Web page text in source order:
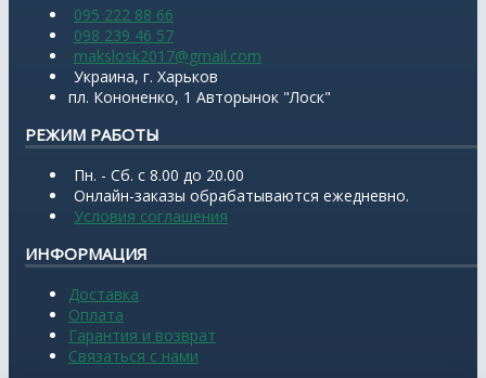
095 222 88 66
098 239 46 57
makslosk2017@gmail.com
Украина, г. Харьков
пл. Кононенко, 1 Авторынок "Лоск"
РЕЖИМ РАБОТЫ
Пн. - Сб. с 8.00 до 20.00
Онлайн-заказы обрабатываются ежедневно.
Условия соглашения
ИНФОРМАЦИЯ
Доставка
Оплата
Гарантия и возврат
Связаться с нами